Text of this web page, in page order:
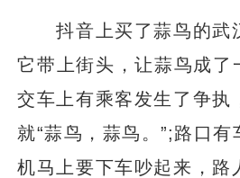
抖音上买了蒜鸟的武
它带上街头，让蒜鸟成
交车上有乘客发生了争执
就“蒜鸟，蒜鸟。”;路口有
机马上要下车吵起来，路